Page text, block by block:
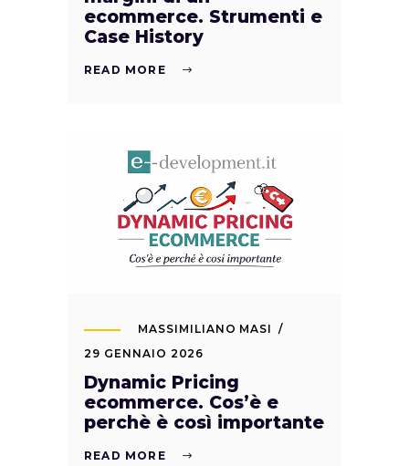
ecommerce. Strumenti e
Case History
READ MORE
MASSIMILIANO MASI
29 GENNAIO 2026
Dynamic Pricing
ecommerce. Cos’è e
perchè è così importante
READ MORE